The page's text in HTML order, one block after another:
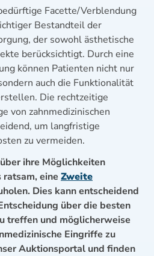
Facette/Verblendung
Bestandteil der
der sowohl ästhetische
berücksichtigt. Durch eine
können Patienten nicht nur
auch die Funktionalität
Die rechtzeitige
von zahnmedizinischen
um langfristige
zu vermeiden.
ihre Möglichkeiten
eine Zweite
Dies kann entscheidend
über die besten
treffen und möglicherweise
Eingriffe zu
Auktionsportal und finden